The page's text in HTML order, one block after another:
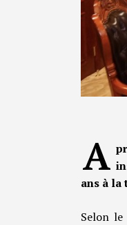
A
ans à la
Selon